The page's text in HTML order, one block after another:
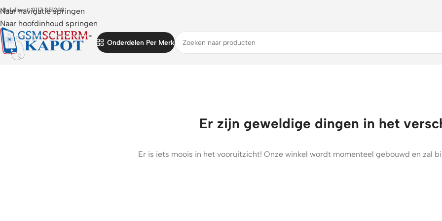
Naar navigatie springen
Naar hoofdinhoud springen
Bel direct: 0117 851298
Onderdelen Per Merk
Er zijn geweldige dingen in het
Er is iets moois in het vooruitzicht! Onze winkel wordt momenteel gebouwd en zal